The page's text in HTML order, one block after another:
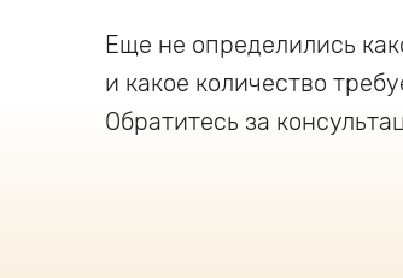
Еще не определились
и какое количество
Обратитесь за